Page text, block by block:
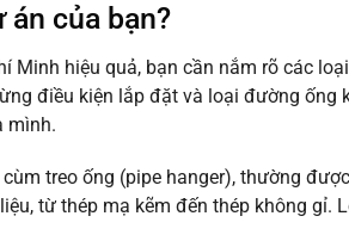
án của bạn?
Minh hiệu quả, bạn cần nắm rõ các
điều kiện lắp đặt và loại đường ống
mình.
treo ống (pipe hanger), thường
từ thép mạ kẽm đến thép không gỉ.